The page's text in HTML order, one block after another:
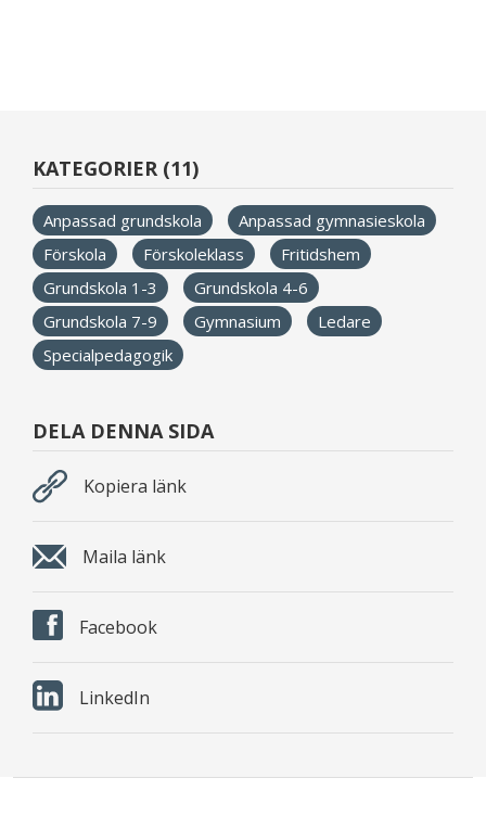
KATEGORIER (11)
Anpassad grundskola
Anpassad gymnasieskola
Förskola
Förskoleklass
Fritidshem
Grundskola 1-3
Grundskola 4-6
Grundskola 7-9
Gymnasium
Ledare
Specialpedagogik
DELA DENNA SIDA
Kopiera länk
Maila länk
Facebook
LinkedIn